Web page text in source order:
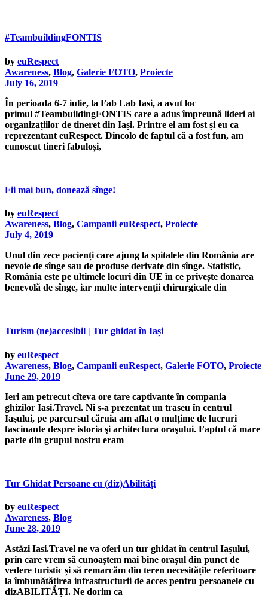
#TeambuildingFONTIS
by euRespect
Awareness, Blog, Galerie FOTO, Proiecte
July 16, 2019
În perioada 6-7 iulie, la Fab Lab Iasi, a avut loc
primul #TeambuildingFONTIS care a adus împreună lideri ai
organizațiilor de tineret din Iași. Printre ei am fost și eu ca
reprezentant euRespect. Dincolo de faptul că a fost fun, am
cunoscut tineri fabuloși,
Fii mai bun, donează sînge!
by euRespect
Awareness, Blog, Campanii euRespect, Proiecte
July 4, 2019
Unul din zece pacienți care ajung la spitalele din România are
nevoie de sînge sau de produse derivate din sînge. Statistic,
România este pe ultimele locuri din UE în ce privește donarea
benevolă de sînge, iar multe intervenții chirurgicale din
Turism (ne)accesibil | Tur ghidat în Iași
by euRespect
Awareness, Blog, Campanii euRespect, Galerie FOTO, Proiecte
June 29, 2019
Ieri am petrecut cîteva ore tare captivante în compania
ghizilor Iasi.Travel. Ni s-a prezentat un traseu în centrul
Iaşului, pe parcursul căruia am aflat o mulțime de lucruri
fascinante despre istoria şi arhitectura oraşului. Faptul că mare
parte din grupul nostru eram
Tur Ghidat Persoane cu (diz)Abilități
by euRespect
Awareness, Blog
June 28, 2019
Astăzi Iasi.Travel ne va oferi un tur ghidat în centrul Iașului,
prin care vrem să cunoaștem mai bine orașul din punct de
vedere turistic și să remarcăm din teren necesitățile referitoare
la îmbunătățirea infrastructurii de acces pentru persoanele cu
dizABILITĂȚI. Ne dorim ca